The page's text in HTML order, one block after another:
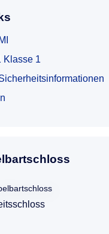
Klasse 1